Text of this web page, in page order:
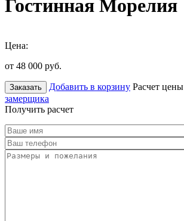
Гостинная Морелия
Цена:
от 48 000 руб.
Заказать Добавить в корзину Расчет цены
замерщика
Получить расчет